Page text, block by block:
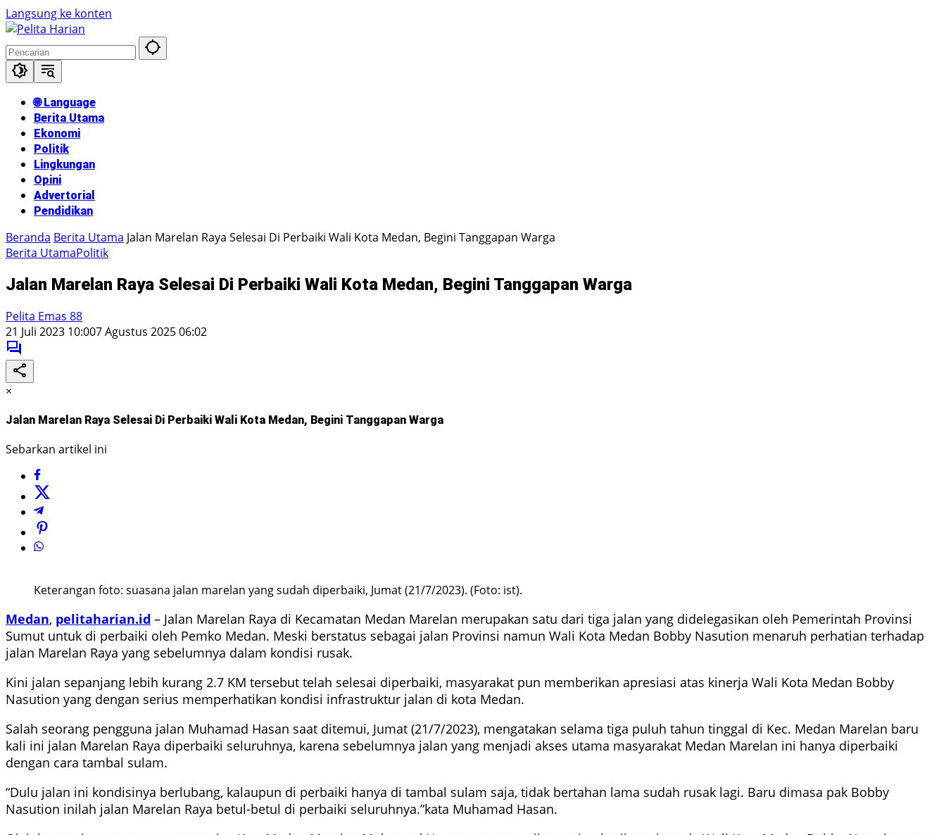
Langsung ke konten
🌐 Language
Berita Utama
Ekonomi
Politik
Lingkungan
Opini
Advertorial
Pendidikan
Beranda Berita Utama Jalan Marelan Raya Selesai Di Perbaiki Wali Kota Medan, Begini Tanggapan Warga
Berita UtamaPolitik
Jalan Marelan Raya Selesai Di Perbaiki Wali Kota Medan, Begini Tanggapan Warga
Pelita Emas 88
21 Juli 2023 10:007 Agustus 2025 06:02
×
Jalan Marelan Raya Selesai Di Perbaiki Wali Kota Medan, Begini Tanggapan Warga
Sebarkan artikel ini
Keterangan foto: suasana jalan marelan yang sudah diperbaiki, Jumat (21/7/2023). (Foto: ist).
Medan, pelitaharian.id – Jalan Marelan Raya di Kecamatan Medan Marelan merupakan satu dari tiga jalan yang didelegasikan oleh Pemerintah Provinsi
Sumut untuk di perbaiki oleh Pemko Medan. Meski berstatus sebagai jalan Provinsi namun Wali Kota Medan Bobby Nasution menaruh perhatian terhadap
jalan Marelan Raya yang sebelumnya dalam kondisi rusak.
Kini jalan sepanjang lebih kurang 2.7 KM tersebut telah selesai diperbaiki, masyarakat pun memberikan apresiasi atas kinerja Wali Kota Medan Bobby
Nasution yang dengan serius memperhatikan kondisi infrastruktur jalan di kota Medan.
Salah seorang pengguna jalan Muhamad Hasan saat ditemui, Jumat (21/7/2023), mengatakan selama tiga puluh tahun tinggal di Kec. Medan Marelan baru
kali ini jalan Marelan Raya diperbaiki seluruhnya, karena sebelumnya jalan yang menjadi akses utama masyarakat Medan Marelan ini hanya diperbaiki
dengan cara tambal sulam.
“Dulu jalan ini kondisinya berlubang, kalaupun di perbaiki hanya di tambal sulam saja, tidak bertahan lama sudah rusak lagi. Baru dimasa pak Bobby
Nasution inilah jalan Marelan Raya betul-betul di perbaiki seluruhnya.”kata Muhamad Hasan.